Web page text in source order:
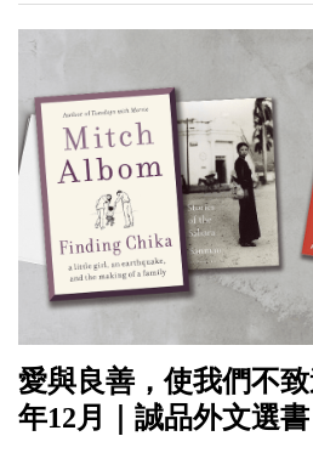
愛與良善，使我們不
年12月｜誠品外文選書